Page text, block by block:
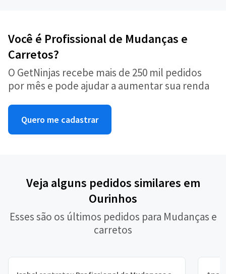
Você é Profissional de Mudanças e
Carretos?
O GetNinjas recebe mais de 250 mil pedidos
por mês e pode ajudar a aumentar sua renda
Quero me cadastrar
Veja alguns pedidos similares em
Ourinhos
Esses são os últimos pedidos para Mudanças e
carretos